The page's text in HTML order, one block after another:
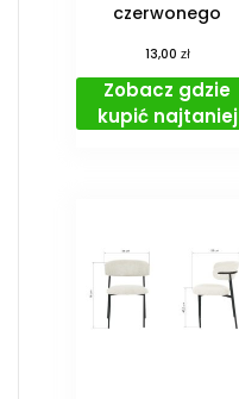
czerwonego
13,00 zł
Zobacz gdzie
kupić najtaniej